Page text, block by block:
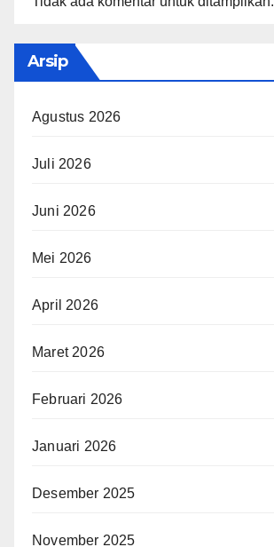
Arsip
Agustus 2026
Juli 2026
Juni 2026
Mei 2026
April 2026
Maret 2026
Februari 2026
Januari 2026
Desember 2025
November 2025